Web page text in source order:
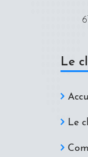
Le
Le